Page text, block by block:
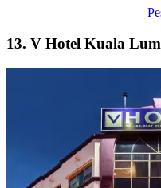
13. V Hotel Kuala